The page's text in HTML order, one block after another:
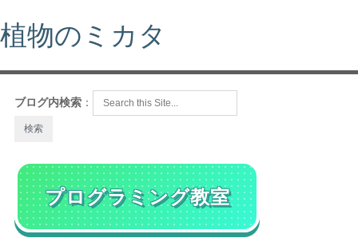
植物のミカタ
ブログ内検索 ：
プログラミング教室